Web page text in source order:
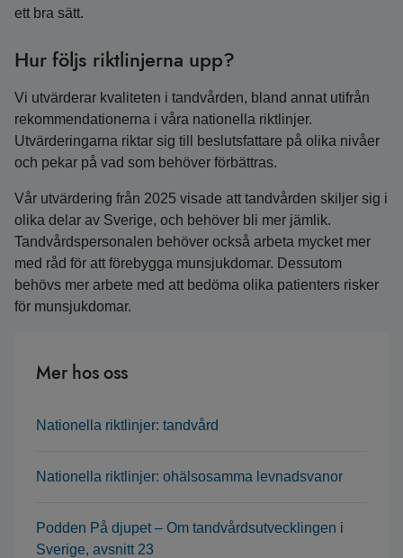
ett bra sätt.
Hur följs riktlinjerna upp?
Vi utvärderar kvaliteten i tandvården, bland annat utifrån
rekommendationerna i våra nationella riktlinjer.
Utvärderingarna riktar sig till beslutsfattare på olika nivåer
och pekar på vad som behöver förbättras.
Vår utvärdering från 2025 visade att tandvården skiljer sig i
olika delar av Sverige, och behöver bli mer jämlik.
Tandvårdspersonalen behöver också arbeta mycket mer
med råd för att förebygga munsjukdomar. Dessutom
behövs mer arbete med att bedöma olika patienters risker
för munsjukdomar.
Mer hos oss
Nationella riktlinjer: tandvård
Nationella riktlinjer: ohälsosamma levnadsvanor
Podden På djupet – Om tandvårdsutvecklingen i
Sverige, avsnitt 23